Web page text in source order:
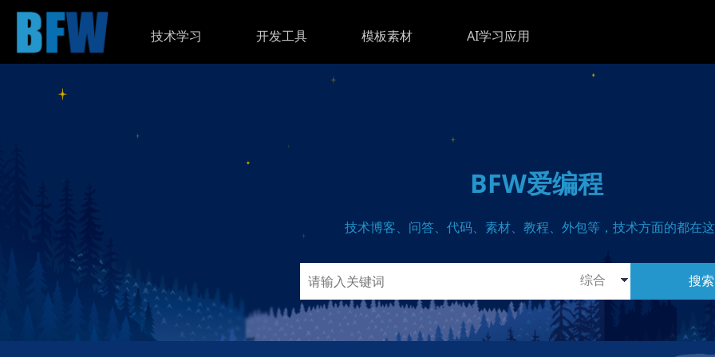
技术学习 开发工具 模板素材 AI学习应用
BFW爱编程
技术博客、问答、代码、素材、教程、外包等，技术方面的都在
搜索